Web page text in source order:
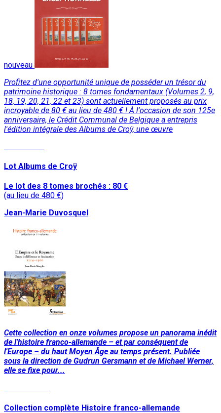
nouveau
Profitez d'une opportunité unique de posséder un trésor du
patrimoine historique : 8 tomes fondamentaux (Volumes 2, 9,
18, 19, 20, 21, 22 et 23) sont actuellement proposés au prix
incroyable de 80 € au lieu de 480 € ! À l'occasion de son 125e
anniversaire, le Crédit Communal de Belgique a entrepris
l'édition intégrale des Albums de Croÿ, une œuvre
Lot Albums de Croÿ
Le lot des 8 tomes brochés : 80 €
(au lieu de 480 €)
Jean-Marie Duvosquel
Cette collection en onze volumes propose un panorama inédit
de l'histoire franco-allemande – et par conséquent de
l'Europe – du haut Moyen Âge au temps présent. Publiée
sous la direction de Gudrun Gersmann et de Michael Werner,
elle se fixe pour...
Collection complète Histoire franco-allemande